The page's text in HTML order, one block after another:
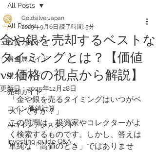
All Posts
投資ガイド
貴金属ガイド
購入ガイド
売却ガイド
​コイン価値計算
AIコインアシスタント
Investing guide Q&A
All Posts
金や銀を売却するベストな
タイミングとは？【価値
vs 価格の視点から解説】
GoldsilverJapan
2025年9月6日 読了時間: 5分
更新日：2025年12月28日
「金や銀を売るタイミングはいつがベ
ストですか？」
この質問は、投資家やコレクターがよ
く検索するものです。しかし、答えは
単純な「高値のとき」ではありませ